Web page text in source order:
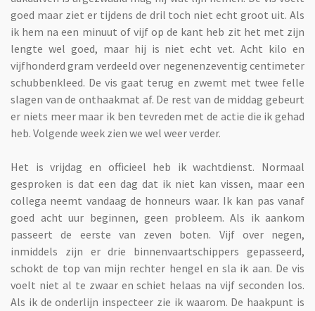
goed maar ziet er tijdens de dril toch niet echt groot uit. Als
ik hem na een minuut of vijf op de kant heb zit het met zijn
lengte wel goed, maar hij is niet echt vet. Acht kilo en
vijfhonderd gram verdeeld over negenenzeventig centimeter
schubbenkleed. De vis gaat terug en zwemt met twee felle
slagen van de onthaakmat af. De rest van de middag gebeurt
er niets meer maar ik ben tevreden met de actie die ik gehad
heb. Volgende week zien we wel weer verder.
Het is vrijdag en officieel heb ik wachtdienst. Normaal
gesproken is dat een dag dat ik niet kan vissen, maar een
collega neemt vandaag de honneurs waar. Ik kan pas vanaf
goed acht uur beginnen, geen probleem. Als ik aankom
passeert de eerste van zeven boten. Vijf over negen,
inmiddels zijn er drie binnenvaartschippers gepasseerd,
schokt de top van mijn rechter hengel en sla ik aan. De vis
voelt niet al te zwaar en schiet helaas na vijf seconden los.
Als ik de onderlijn inspecteer zie ik waarom. De haakpunt is